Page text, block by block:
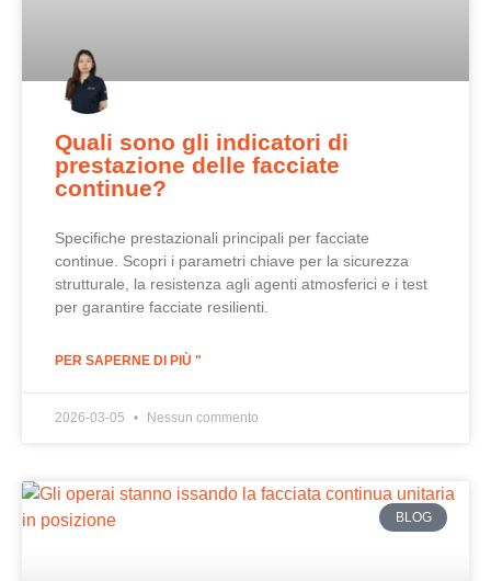
Quali sono gli indicatori di
prestazione delle facciate
continue?
Specifiche prestazionali principali per facciate
continue. Scopri i parametri chiave per la sicurezza
strutturale, la resistenza agli agenti atmosferici e i test
per garantire facciate resilienti.
PER SAPERNE DI PIÙ "
2026-03-05 Nessun commento
BLOG